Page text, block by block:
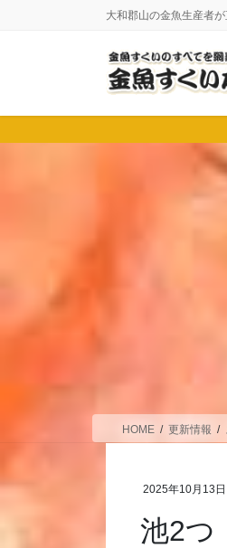
に
移
ョ
ン
大和郡山の金魚生産者
HOME 更新情報
2025年10月13日
池2